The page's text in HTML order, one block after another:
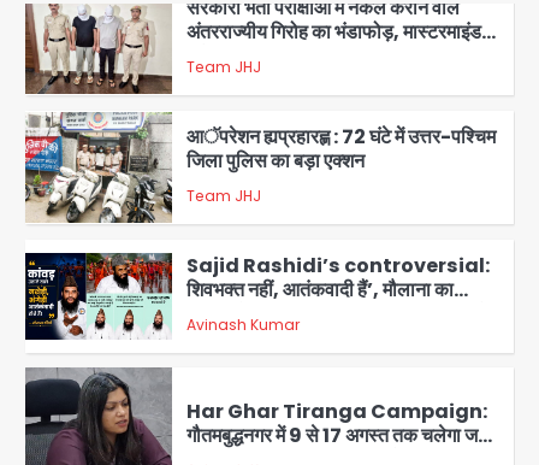
3
अंतरराज्यीय गिरोह का भंडाफोड़, मास्टरमाइंड
समेत 7 गिरफ्तार
Team JHJ
4
आॅपरेशन ह्यप्रहारह्ण : 72 घंटे में उत्तर-पश्चिम
जिला पुलिस का बड़ा एक्शन
Team JHJ
5
Sajid Rashidi’s controversial:
शिवभक्त नहीं, आतंकवादी हैं’, मौलाना का
कांवड़ियों पर विवादित बयान, BJP विधायक ने
कराई FIR, NSA की मांग
Avinash Kumar
Har Ghar Tiranga Campaign:
गौतमबुद्धनगर में 9 से 17 अगस्त तक चलेगा जन-
जागरूकता महाअभियान, डीएम ने की समीक्षा